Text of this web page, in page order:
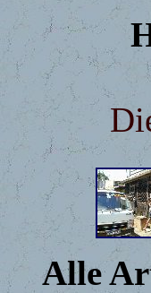
Alle